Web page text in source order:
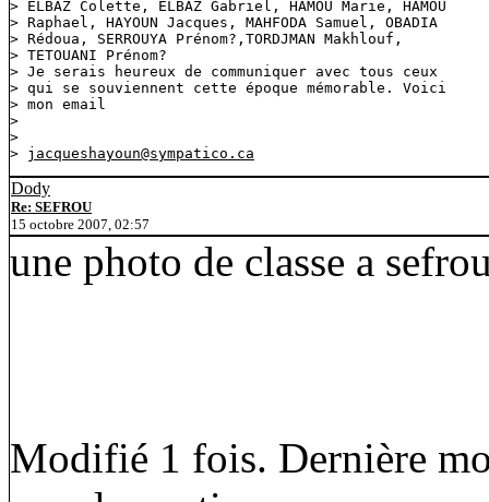
> ELBAZ Colette, ELBAZ Gabriel, HAMOU Marie, HAMOU
> Raphael, HAYOUN Jacques, MAHFODA Samuel, OBADIA
> Rédoua, SERROUYA Prénom?,TORDJMAN Makhlouf,
> TETOUANI Prénom?
> Je serais heureux de communiquer avec tous ceux
> qui se souviennent cette époque mémorable. Voici
> mon email
>
>
> jacqueshayoun@sympatico.ca
Dody
Re: SEFROU
15 octobre 2007, 02:57
une photo de classe a
Modifié 1 fois. Dernière